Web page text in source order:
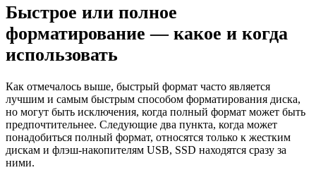
Быстрое или полное
форматирование — какое и когда
использовать
Как отмечалось выше, быстрый формат часто является
лучшим и самым быстрым способом форматирования диска,
но могут быть исключения, когда полный формат может быть
предпочтительнее. Следующие два пункта, когда может
понадобиться полный формат, относятся только к жестким
дискам и флэш-накопителям USB, SSD находятся сразу за
ними.